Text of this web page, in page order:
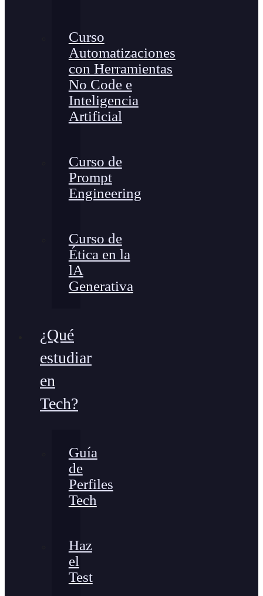
Curso
Automatizaciones
con Herramientas
No Code e
Inteligencia
Artificial
Curso de
Prompt
Engineering
Curso de
Ética en la
lA
Generativa
¿Qué
estudiar
en
Tech?
Guía
de
Perfiles
Tech
Haz
el
Test